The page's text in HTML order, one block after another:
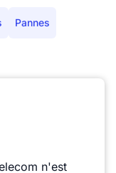
Pannes
n'est